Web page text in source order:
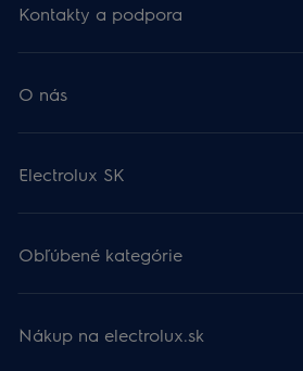
Kontakty a podpora
O nás
Electrolux SK
Obľúbené kategórie
Nákup na electrolux.sk